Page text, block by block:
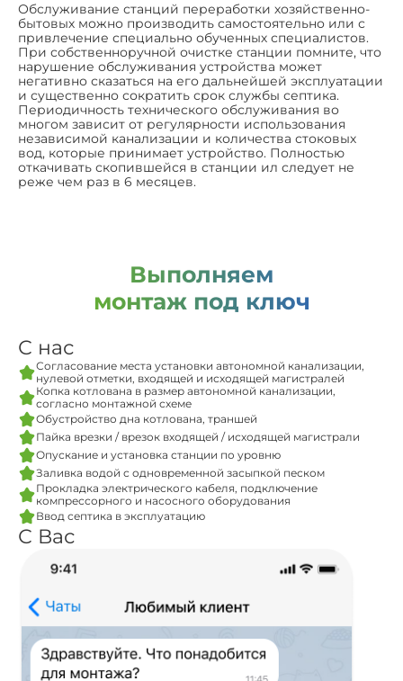
Обслуживание станций переработки хозяйственно-
бытовых можно производить самостоятельно или с
привлечение специально обученных специалистов.
При собственноручной очистке станции помните, что
нарушение обслуживания устройства может
негативно сказаться на его дальнейшей эксплуатации
и существенно сократить срок службы септика.
Периодичность технического обслуживания во
многом зависит от регулярности использования
независимой канализации и количества стоковых
вод, которые принимает устройство. Полностью
откачивать скопившейся в станции ил следует не
реже чем раз в 6 месяцев.
Выполняем
монтаж под ключ
С нас
Согласование места установки автономной канализации,
нулевой отметки, входящей и исходящей магистралей
Копка котлована в размер автономной канализации,
согласно монтажной схеме
Обустройство дна котлована, траншей
Пайка врезки / врезок входящей / исходящей магистрали
Опускание и установка станции по уровню
Заливка водой с одновременной засыпкой песком
Прокладка электрического кабеля, подключение
компрессорного и насосного оборудования
Ввод септика в эксплуатацию
С Вас